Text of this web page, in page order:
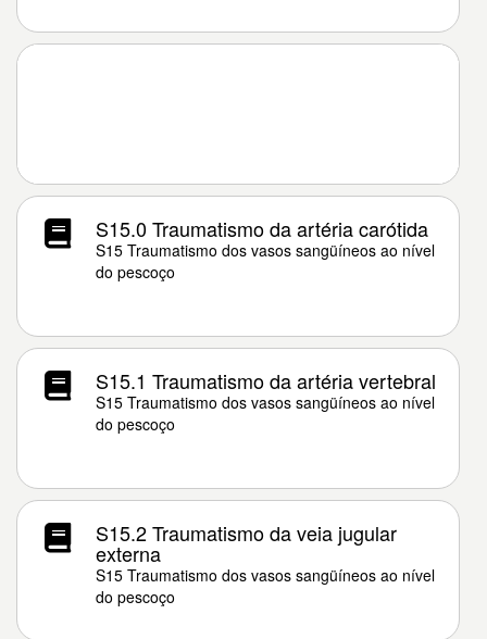
S15.0 Traumatismo da artéria carótida
S15 Traumatismo dos vasos sangüíneos ao nível
do pescoço
S15.1 Traumatismo da artéria vertebral
S15 Traumatismo dos vasos sangüíneos ao nível
do pescoço
S15.2 Traumatismo da veia jugular
externa
S15 Traumatismo dos vasos sangüíneos ao nível
do pescoço